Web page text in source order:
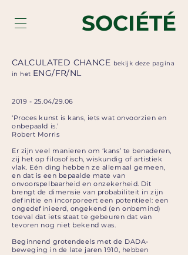
SOCIÉTÉ
CALCULATED CHANCE bekijk deze pagina
in het ENG/FR/NL
2019 - 25.04/29.06
‘Proces kunst is kans, iets wat onvoorzien en
onbepaald is.’
Robert Morris
Er zijn veel manieren om ‘kans’ te benaderen,
zij het op filosofisch, wiskundig of artistiek
vlak. Eén ding hebben ze allemaal gemeen,
en dat is een bepaalde mate van
onvoorspelbaarheid en onzekerheid. Dit
brengt de dimensie van probabiliteit in zijn
definitie en incorporeert een potentieel: een
ongedefinieerd, ongekend (en onbemind)
toeval dat iets staat te gebeuren dat van
tevoren nog niet bekend was.
Beginnend grotendeels met de DADA-
beweging in de late jaren 1910, hebben